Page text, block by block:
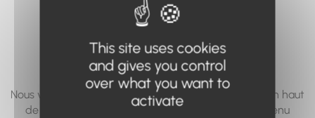
accéder n'existe
pas... ou plus.
Nous vous invitons à utiliser le moteur de recherche en haut
de page, ou à utiliser le menu pour trouver le contenu
This site uses cookies
and gives you control
over what you want to
activate